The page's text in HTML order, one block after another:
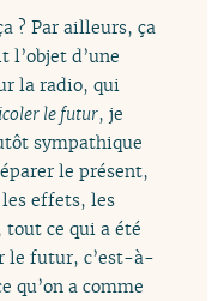
? Par ailleurs, ça
l’objet d’une
la radio, qui
le futur, je
sympathique
le présent,
effets, les
tout ce qui a été
le futur, c’est-à-
qu’on a comme